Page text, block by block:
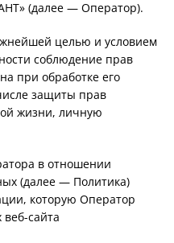
(далее — Оператор).
целью и условием
соблюдение прав
при обработке его
защиты прав
жизни, личную
в отношении
(далее — Политика)
которую Оператор
сайта